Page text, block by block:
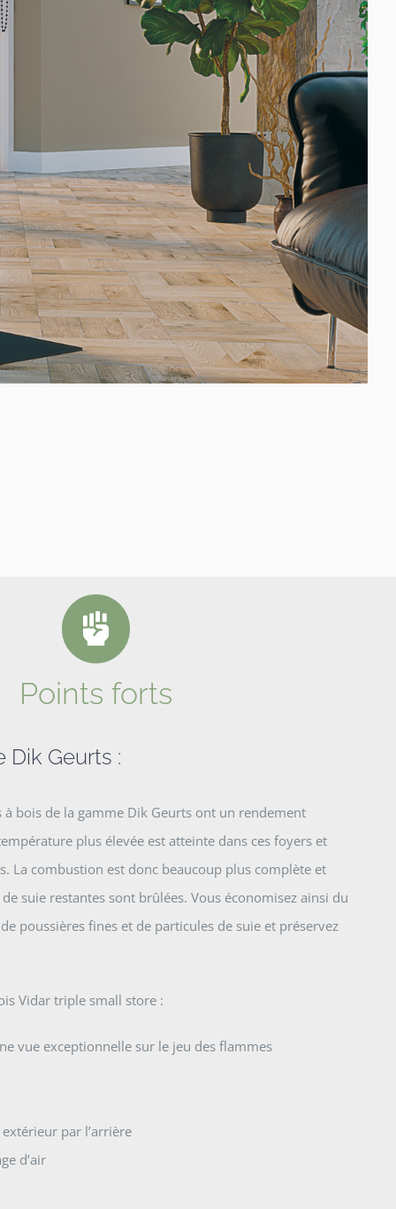
Points forts
Dik Geurts :
à bois de la gamme Dik Geurts ont un rendement
plus élevée est atteinte dans ces foyers et
La combustion est donc beaucoup plus complète et
suie restantes sont brûlées. Vous économisez ainsi du
poussières fines et de particules de suie et préservez
Vidar triple small store :
vue exceptionnelle sur le jeu des flammes
par l’arrière
d’air